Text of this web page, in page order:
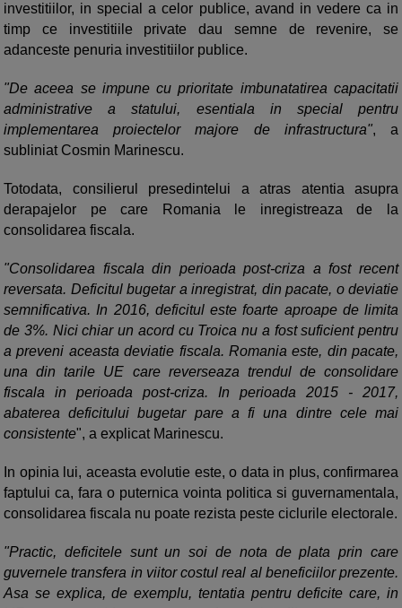
investitiilor, in special a celor publice, avand in vedere ca in
timp ce investitiile private dau semne de revenire, se
adanceste penuria investitiilor publice.
"De aceea se impune cu prioritate imbunatatirea capacitatii
administrative a statului, esentiala in special pentru
implementarea proiectelor majore de infrastructura", a
subliniat Cosmin Marinescu.
Totodata, consilierul presedintelui a atras atentia asupra
derapajelor pe care Romania le inregistreaza de la
consolidarea fiscala.
"Consolidarea fiscala din perioada post-criza a fost recent
reversata. Deficitul bugetar a inregistrat, din pacate, o deviatie
semnificativa. In 2016, deficitul este foarte aproape de limita
de 3%. Nici chiar un acord cu Troica nu a fost suficient pentru
a preveni aceasta deviatie fiscala. Romania este, din pacate,
una din tarile UE care reverseaza trendul de consolidare
fiscala in perioada post-criza. In perioada 2015 - 2017,
abaterea deficitului bugetar pare a fi una dintre cele mai
consistente", a explicat Marinescu.
In opinia lui, aceasta evolutie este, o data in plus, confirmarea
faptului ca, fara o puternica vointa politica si guvernamentala,
consolidarea fiscala nu poate rezista peste ciclurile electorale.
"Practic, deficitele sunt un soi de nota de plata prin care
guvernele transfera in viitor costul real al beneficiilor prezente.
Asa se explica, de exemplu, tentatia pentru deficite care, in